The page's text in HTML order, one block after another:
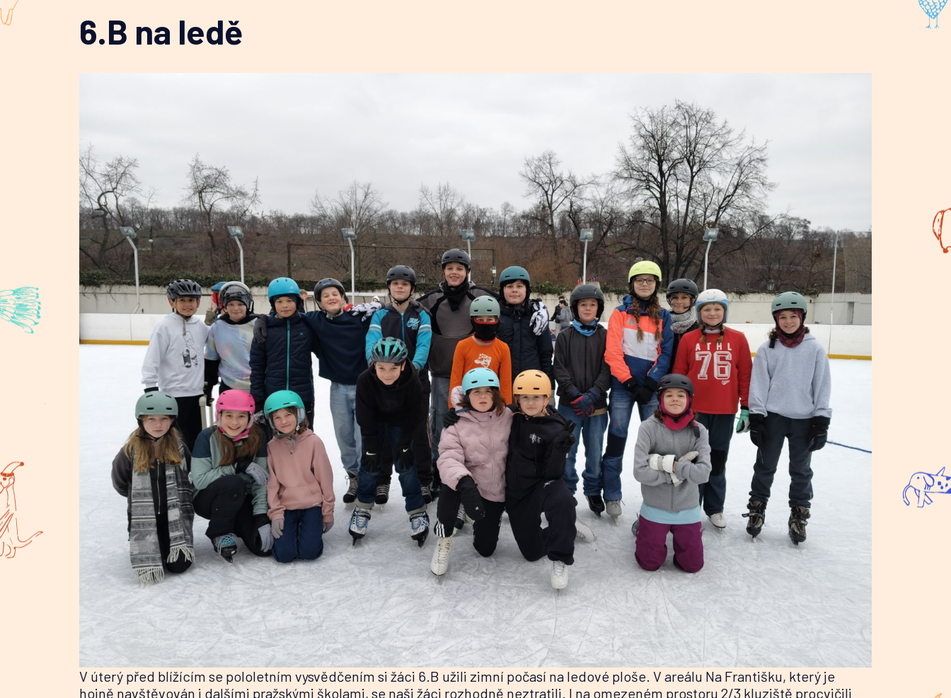
6.B na ledě
V úterý před blížícím se pololetním vysvědčením si žáci 6.B užili zimní počasí na ledové ploše. V areálu Na Františku, který je
hojně navštěvován i dalšími pražskými školami, se naši žáci rozhodně neztratili. I na omezeném prostoru 2/3 kluziště procvičili